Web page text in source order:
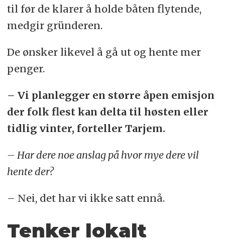
til før de klarer å holde båten flytende,
medgir gründeren.
De ønsker likevel å gå ut og hente mer
penger.
– Vi planlegger en større åpen emisjon
der folk flest kan delta til høsten eller
tidlig vinter, forteller Tarjem.
– Har dere noe anslag på hvor mye dere vil
hente der?
– Nei, det har vi ikke satt ennå.
Tenker lokalt